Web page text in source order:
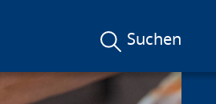
Suchen